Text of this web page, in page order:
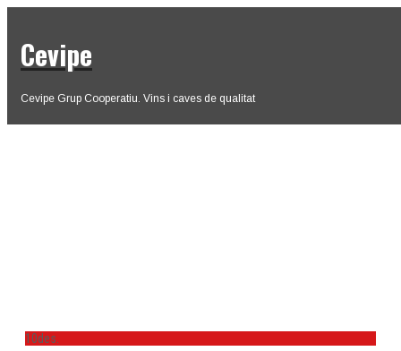
Cevipe
Cevipe Grup Cooperatiu. Vins i caves de qualitat
10des.